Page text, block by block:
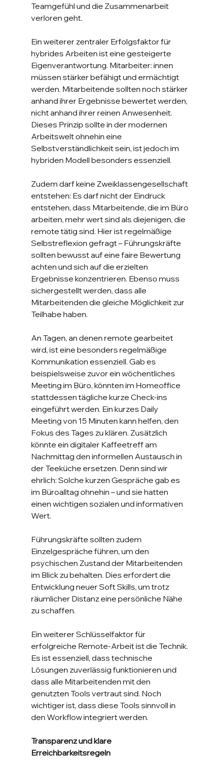
Teamgefühl und die Zusammenarbeit
verloren geht.
Ein weiterer zentraler Erfolgsfaktor für
hybrides Arbeiten ist eine gesteigerte
Eigenverantwortung. Mitarbeiter: innen
müssen stärker befähigt und ermächtigt
werden. Mitarbeitende sollten noch stärker
anhand ihrer Ergebnisse bewertet werden,
nicht anhand ihrer reinen Anwesenheit.
Dieses Prinzip sollte in der modernen
Arbeitswelt ohnehin eine
Selbstverständlichkeit sein, ist jedoch im
hybriden Modell besonders essenziell.
Zudem darf keine Zweiklassengesellschaft
entstehen: Es darf nicht der Eindruck
entstehen, dass Mitarbeitende, die im Büro
arbeiten, mehr wert sind als diejenigen, die
remote tätig sind. Hier ist regelmäßige
Selbstreflexion gefragt – Führungskräfte
sollten bewusst auf eine faire Bewertung
achten und sich auf die erzielten
Ergebnisse konzentrieren. Ebenso muss
sichergestellt werden, dass alle
Mitarbeitenden die gleiche Möglichkeit zur
Teilhabe haben.
An Tagen, an denen remote gearbeitet
wird, ist eine besonders regelmäßige
Kommunikation essenziell. Gab es
beispielsweise zuvor ein wöchentliches
Meeting im Büro, könnten im Homeoffice
stattdessen tägliche kurze Check-ins
eingeführt werden. Ein kurzes Daily
Meeting von 15 Minuten kann helfen, den
Fokus des Tages zu klären. Zusätzlich
könnte ein digitaler Kaffeetreff am
Nachmittag den informellen Austausch in
der Teeküche ersetzen. Denn sind wir
ehrlich: Solche kurzen Gespräche gab es
im Büroalltag ohnehin – und sie hatten
einen wichtigen sozialen und informativen
Wert.
Führungskräfte sollten zudem
Einzelgespräche führen, um den
psychischen Zustand der Mitarbeitenden
im Blick zu behalten. Dies erfordert die
Entwicklung neuer Soft Skills, um trotz
räumlicher Distanz eine persönliche Nähe
zu schaffen.
Ein weiterer Schlüsselfaktor für
erfolgreiche Remote-Arbeit ist die Technik.
Es ist essenziell, dass technische
Lösungen zuverlässig funktionieren und
dass alle Mitarbeitenden mit den
genutzten Tools vertraut sind. Noch
wichtiger ist, dass diese Tools sinnvoll in
den Workflow integriert werden.
Transparenz und klare
Erreichbarkeitsregeln